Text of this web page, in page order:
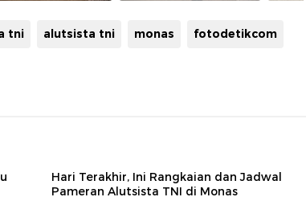
tni alutsista tni monas fotodetikcom
Hari Terakhir, Ini Rangkaian dan Jadwal
Pameran Alutsista TNI di Monas